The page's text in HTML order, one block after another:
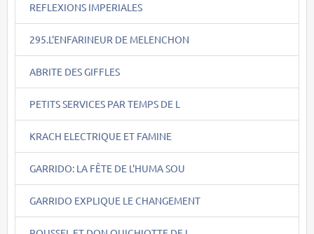
REFLEXIONS IMPERIALES
295.L'ENFARINEUR DE MELENCHON
ABRITE DES GIFFLES
PETITS SERVICES PAR TEMPS DE L
KRACH ELECTRIQUE ET FAMINE
GARRIDO: LA FÊTE DE L'HUMA SOU
GARRIDO EXPLIQUE LE CHANGEMENT